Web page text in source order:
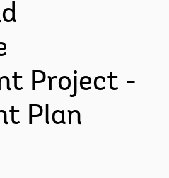
Project -
Plan